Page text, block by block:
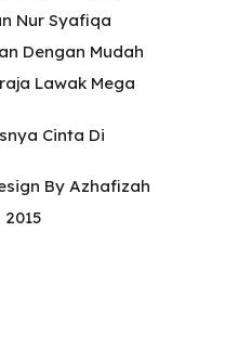
Nur Syafiqa
Dengan Mudah
Lawak Mega
Cinta Di
By Azhafizah